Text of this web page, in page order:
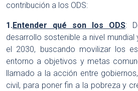
contribución a los ODS:
1.Entender qué son los ODS:
desarrollo sostenible a nivel
el 2030, buscando movilizar los
entorno a objetivos y metas
llamado a la acción entre
civil, para poner fin a la pobreza y